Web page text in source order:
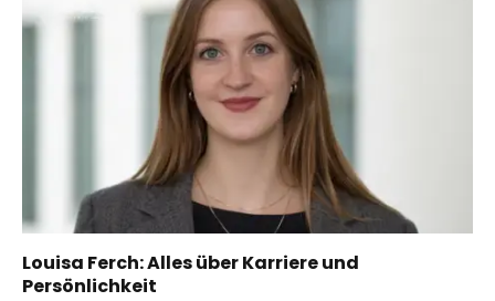
Louisa Ferch: Alles über Karriere und
Persönlichkeit